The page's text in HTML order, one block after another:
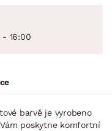
16:00
barvě je vyrobeno
poskytne komfortní